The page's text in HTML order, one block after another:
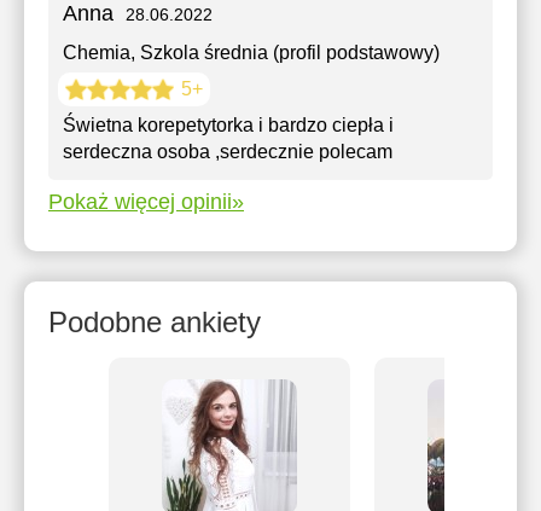
Anna 28.06.2022
Chemia, Szkola średnia (profil podstawowy)
5+
Świetna korepetytorka i bardzo ciepła i
serdeczna osoba ,serdecznie polecam
Pokaż więcej opinii»
Podobne ankiety